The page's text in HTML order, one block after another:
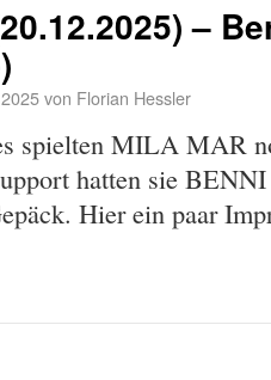
–
von Florian Hessler
spielten MILA MAR
hatten sie
Hier ein paar